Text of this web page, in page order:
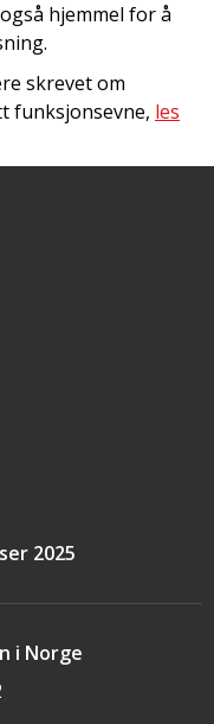
hjemmel for å
skrevet om
funksjonsevne, les
i Norge
2025